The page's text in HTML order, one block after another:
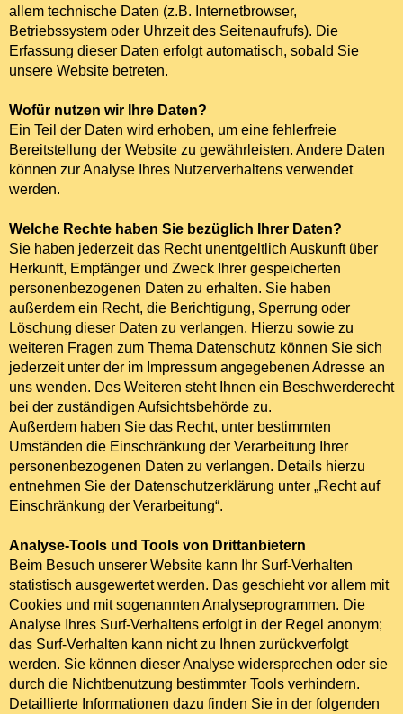
allem technische Daten (z.B. Internetbrowser,
Betriebssystem oder Uhrzeit des Seitenaufrufs). Die
Erfassung dieser Daten erfolgt automatisch, sobald Sie
unsere Website betreten.
Wofür nutzen wir Ihre Daten?
Ein Teil der Daten wird erhoben, um eine fehlerfreie
Bereitstellung der Website zu gewährleisten. Andere Daten
können zur Analyse Ihres Nutzerverhaltens verwendet
werden.
Welche Rechte haben Sie bezüglich Ihrer Daten?
Sie haben jederzeit das Recht unentgeltlich Auskunft über
Herkunft, Empfänger und Zweck Ihrer gespeicherten
personenbezogenen Daten zu erhalten. Sie haben
außerdem ein Recht, die Berichtigung, Sperrung oder
Löschung dieser Daten zu verlangen. Hierzu sowie zu
weiteren Fragen zum Thema Datenschutz können Sie sich
jederzeit unter der im Impressum angegebenen Adresse an
uns wenden. Des Weiteren steht Ihnen ein Beschwerderecht
bei der zuständigen Aufsichtsbehörde zu.
Außerdem haben Sie das Recht, unter bestimmten
Umständen die Einschränkung der Verarbeitung Ihrer
personenbezogenen Daten zu verlangen. Details hierzu
entnehmen Sie der Datenschutzerklärung unter „Recht auf
Einschränkung der Verarbeitung“.
Analyse-Tools und Tools von Drittanbietern
Beim Besuch unserer Website kann Ihr Surf-Verhalten
statistisch ausgewertet werden. Das geschieht vor allem mit
Cookies und mit sogenannten Analyseprogrammen. Die
Analyse Ihres Surf-Verhaltens erfolgt in der Regel anonym;
das Surf-Verhalten kann nicht zu Ihnen zurückverfolgt
werden. Sie können dieser Analyse widersprechen oder sie
durch die Nichtbenutzung bestimmter Tools verhindern.
Detaillierte Informationen dazu finden Sie in der folgenden